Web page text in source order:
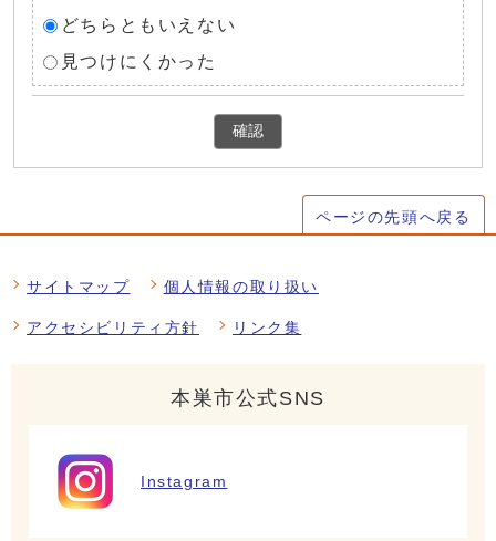
どちらともいえない
見つけにくかった
確認
ページの先頭へ戻る
サイトマップ 個人情報の取り扱い
アクセシビリティ方針 リンク集
本巣市公式SNS
Instagram